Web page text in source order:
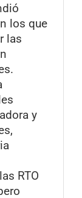
los que
las
y
RTO